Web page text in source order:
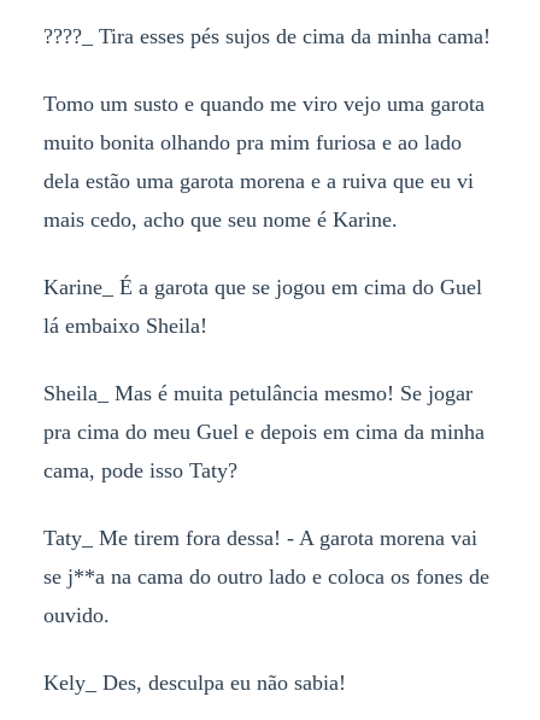
????_ Tira esses pés sujos de cima da minha cama!
Tomo um susto e quando me viro vejo uma garota
muito bonita olhando pra mim furiosa e ao lado
dela estão uma garota morena e a ruiva que eu vi
mais cedo, acho que seu nome é Karine.
Karine_ É a garota que se jogou em cima do Guel
lá embaixo Sheila!
Sheila_ Mas é muita petulância mesmo! Se jogar
pra cima do meu Guel e depois em cima da minha
cama, pode isso Taty?
Taty_ Me tirem fora dessa! - A garota morena vai
se j**a na cama do outro lado e coloca os fones de
ouvido.
Kely_ Des, desculpa eu não sabia!